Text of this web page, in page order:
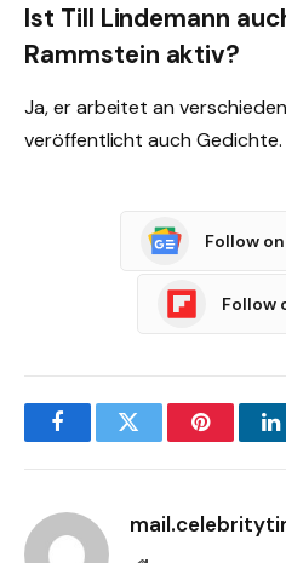
Ist Till Lindemann
Rammstein aktiv?
Ja, er arbeitet an
veröffentlicht auch Gedichte.
Follow
Follow
FacebookTwitter Pinterest